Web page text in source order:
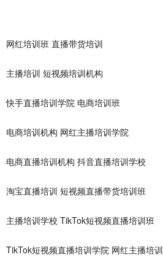
网红培训班 直播带货培训
主播培训 短视频培训机构
快手直播培训学院 电商培训班
电商培训机构 网红主播培训学院
电商直播培训机构 抖音直播培训学校
淘宝直播培训 短视频直播带货培训班
主播培训学校 TikTok短视频直播培训班
TikTok短视频直播培训学院 网红主播培训